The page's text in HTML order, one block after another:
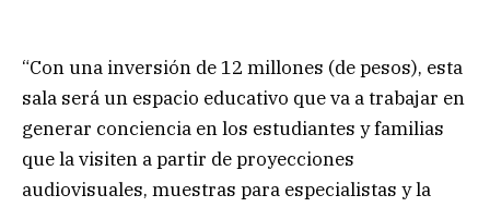
“Con una inversión de 12 millones (de pesos), esta
sala será un espacio educativo que va a trabajar en
generar conciencia en los estudiantes y familias
que la visiten a partir de proyecciones
audiovisuales, muestras para especialistas y la